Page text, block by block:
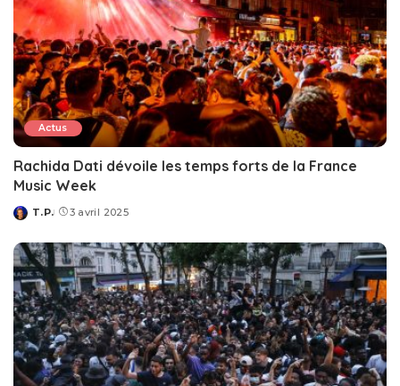
Actus
Rachida Dati dévoile les temps forts de la France
Music Week
Posted
T.P. 3 avril 2025